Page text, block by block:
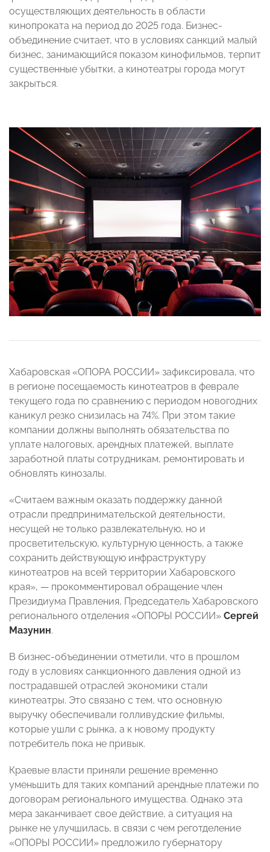
осуществляющих деятельность в области
кинопроката на период до 2025 года. Бизнес-
объединение считает, что в условиях санкций малый
бизнес, занимающийся показом кинофильмов, терпит
существенные убытки, а кинотеатры города могут
закрыться.
Хабаровская «ОПОРА РОССИИ» зафиксировала, что
в регионе посещаемость кинотеатров в феврале
текущего года по сравнению с периодом новогодних
каникул резко снизилась на 74%. При этом такие
компании должны выполнять обязательства по
уплате налоговых, арендных платежей, выплате
заработной платы сотрудникам, ремонтировать и
обновлять кинозалы.
«Считаем важным оказать поддержку данной
отрасли предпринимательской деятельности,
несущей не только развлекательную, но и
просветительскую, культурную ценность, а также
сохранить действующую инфраструктуру
кинотеатров на всей территории Хабаровского
края», — прокомментировал обращение член
Президиума Правления, Председатель Хабаровского
регионального отделения «ОПОРЫ РОССИИ» Сергей
Мазунин.
В бизнес-объединении отметили, что в прошлом
году в условиях санкционного давления одной из
пострадавшей отраслей экономики стали
кинотеатры. Это связано с тем, что основную
выручку обеспечивали голливудские фильмы,
которые ушли с рынка, а к новому продукту
потребитель пока не привык.
Краевые власти приняли решение временно
уменьшить для таких компаний арендные платежи по
договорам регионального имущества. Однако эта
мера заканчивает свое действие, а ситуация на
рынке не улучшилась, в связи с чем реготделение
«ОПОРЫ РОССИИ» предложило губернатору